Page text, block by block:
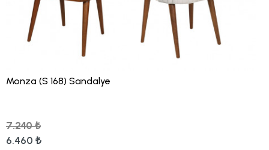
Monza (S 168) Sandalye
7.240 ₺
6.460 ₺